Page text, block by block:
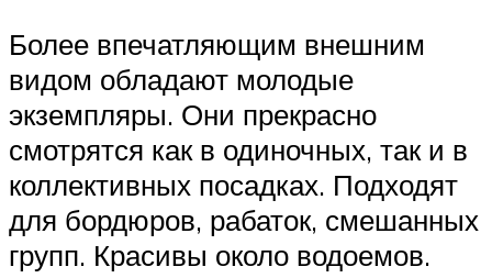
Более впечатляющим внешним
видом обладают молодые
экземпляры. Они прекрасно
смотрятся как в одиночных, так и в
коллективных посадках. Подходят
для бордюров, рабаток, смешанных
групп. Красивы около водоемов.